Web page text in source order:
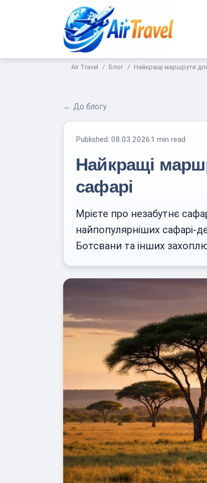
Air Travel Блог Найкращі маршрути
← До блогу
Published: 08.03.20261 min read
Найкращі
сафарі
Мрієте про незабутнє
найпопулярніших сафарі-
Ботсвани та інших